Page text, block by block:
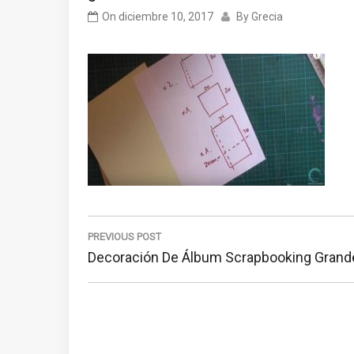
On diciembre 10, 2017 ByGrecia
Navegación
de
entradas
PREVIOUS POST
Previous
Post:
Decoración De Álbum Scrapbooking